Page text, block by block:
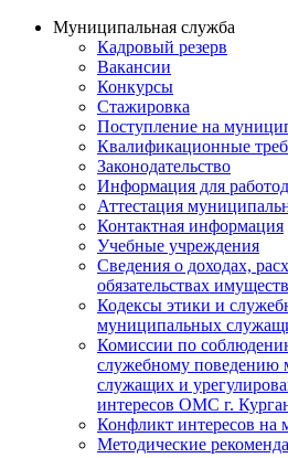
Муниципальная служба
Кадровый резерв
Вакансии
Конкурсы
Стажировка
Поступление на
Квалификационные
Законодательство
Информация для
Аттестация
Контактная информация
Учебные учреждения
Сведения о доходах,
обязательствах
Кодексы этики и
муниципальных
Комиссии по
служебному поведению
служащих и
интересов ОМС г.
Конфликт интересов на
Методические